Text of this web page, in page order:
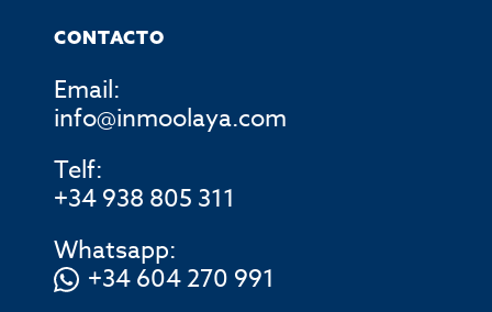
CONTACTO
Email:
info@inmoolaya.com
Telf:
+34 938 805 311
Whatsapp:
+34 604 270 991